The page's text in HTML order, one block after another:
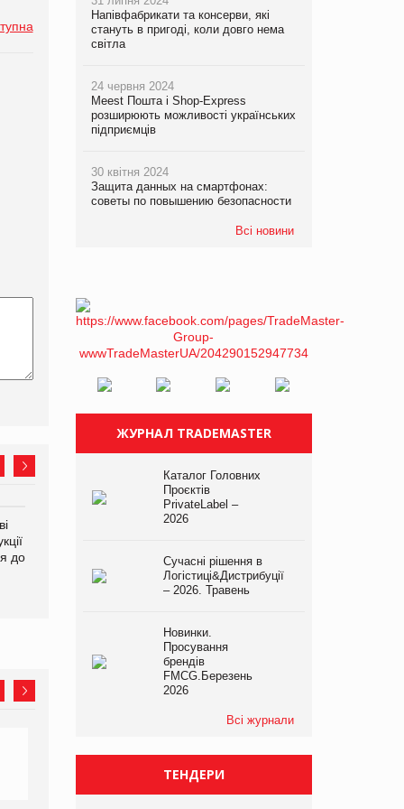
до
Аргентина повертається з
на європейський ринок
Напівфабрикати та консерви, які
стануть в пригоді, коли довго нема
світла
24 червня 2024
Meest Пошта і Shop-Express
розширюють можливості українських
підприємців
30 квітня 2024
Защита данных на смартфонах:
советы по повышению безопасности
Всі новини
ЖУРНАЛ TRADEMASTER
Каталог Головних
Проєктів
PrivateLabel –
2026
Сучасні рішення в
Логістиці&Дистрибуції
– 2026. Травень
Новинки.
Просування
брендів
FMCG.Березень
2026
Всі журнали
ТЕНДЕРИ